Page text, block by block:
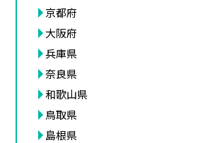
京都府
大阪府
兵庫県
奈良県
和歌山県
鳥取県
島根県